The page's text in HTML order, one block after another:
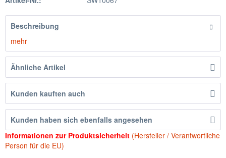
Beschreibung
mehr
Ähnliche Artikel
Kunden kauften auch
Kunden haben sich ebenfalls angesehen
Informationen zur Produktsicherheit (Hersteller / Verantwortliche
Person für die EU)